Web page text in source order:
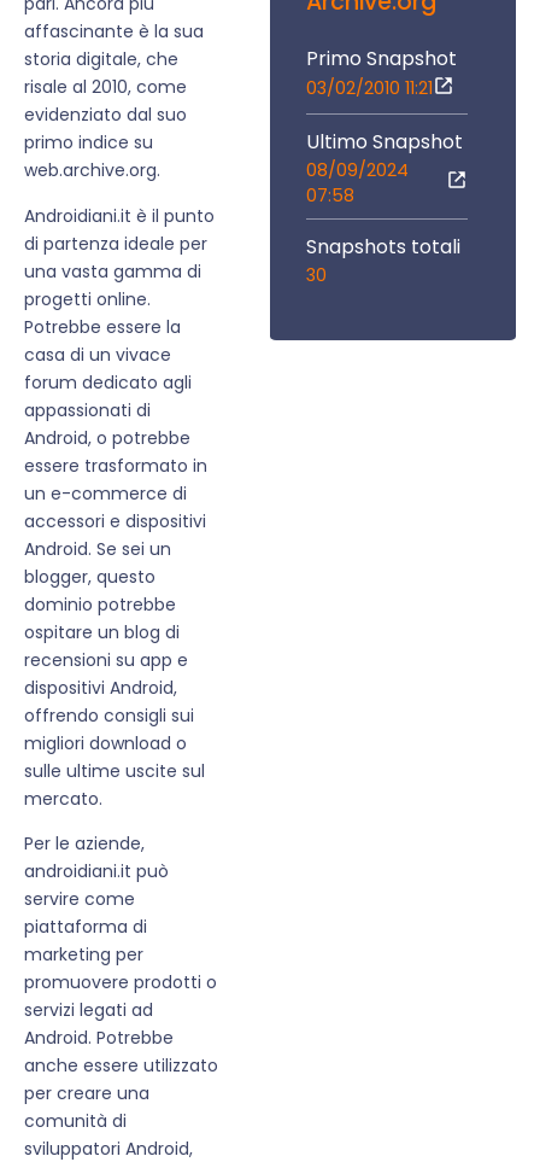
affascinante è la sua
storia digitale, che
risale al 2010, come
evidenziato dal suo
primo indice su
web.archive.org.
Androidiani.it è il punto
di partenza ideale per
una vasta gamma di
progetti online.
Potrebbe essere la
casa di un vivace
forum dedicato agli
appassionati di
Android, o potrebbe
essere trasformato in
un e-commerce di
accessori e dispositivi
Android. Se sei un
blogger, questo
dominio potrebbe
ospitare un blog di
recensioni su app e
dispositivi Android,
offrendo consigli sui
migliori download o
sulle ultime uscite sul
mercato.
Per le aziende,
androidiani.it può
servire come
piattaforma di
marketing per
promuovere prodotti o
servizi legati ad
Android. Potrebbe
anche essere utilizzato
per creare una
comunità di
sviluppatori Android,
Primo Snapshot
03/02/2010 11:21
Ultimo Snapshot
08/09/2024
07:58
Snapshots totali
30